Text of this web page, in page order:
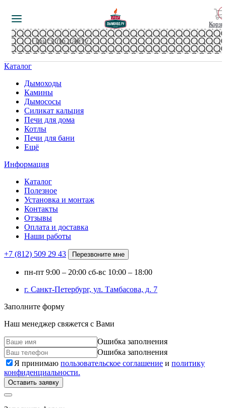
Каталог
Дымоходы
Камины
Дымососы
Силикат кальция
Печи для дома
Котлы
Печи для бани
Ещё
Информация
Каталог
Полезное
Установка и монтаж
Контакты
Отзывы
Оплата и доставка
Наши работы
+7 (812) 509 29 43 Перезвоните мне
пн-пт 9:00 – 20:00 сб-вс 10:00 – 18:00
г. Санкт-Петербург, ул. Тамбасова, д. 7
Заполните форму
Наш менеджер свяжется с Вами
Ошибка заполнения
Ошибка заполнения
Я принимаю пользовательское соглашение и политику
конфиденциальности.
Оставить заявку